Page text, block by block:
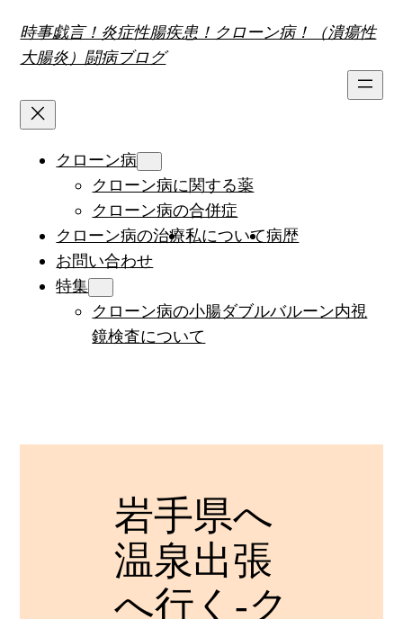
時事戯言！炎症性腸疾患！クローン病！（潰瘍性
大腸炎）闘病ブログ
クローン病
クローン病に関する薬
クローン病の合併症
クローン病の治療私について病歴
お問い合わせ
特集
クローン病の小腸ダブルバルーン内視
鏡検査について
岩手県へ
温泉出張
へ行く-ク